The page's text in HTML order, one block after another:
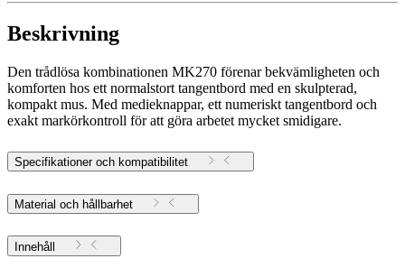
Beskrivning
Den trådlösa kombinationen MK270 förenar bekvämligheten och
komforten hos ett normalstort tangentbord med en skulpterad,
kompakt mus. Med medieknappar, ett numeriskt tangentbord och
exakt markörkontroll för att göra arbetet mycket smidigare.
Specifikationer och kompatibilitet
Material och hållbarhet
Innehåll